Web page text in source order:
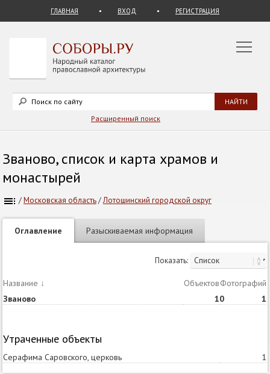
ГЛАВНАЯ ВХОД РЕГИСТРАЦИЯ
Расширенный поиск
Званово, список и карта храмов и
монастырей
/Московская область/Лотошинский городской округ
Оглавление Разыскиваемая информация
Показать:
Название ↓ ОбъектовСтатей
Фотографий
Званово
10 1
Утраченные объекты
Серафима Саровского, церковь 1